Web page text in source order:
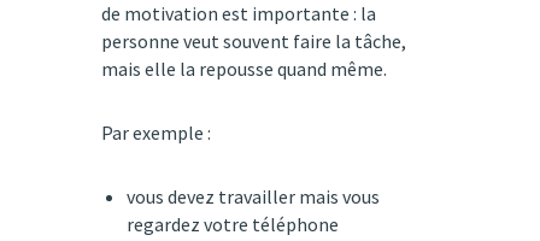
de motivation est importante : la
personne veut souvent faire la tâche,
mais elle la repousse quand même.
Par exemple :
vous devez travailler mais vous
regardez votre téléphone